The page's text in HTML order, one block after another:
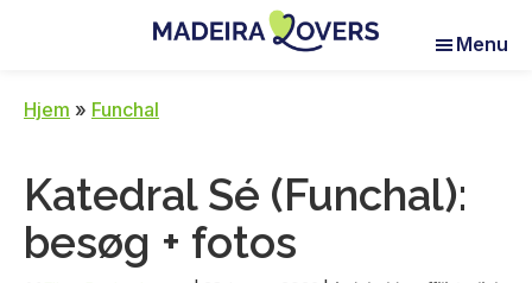
content
sidebar
réveiller
à
Madère
Menu
Hjem » Funchal
Katedral Sé (Funchal):
besøg + fotos